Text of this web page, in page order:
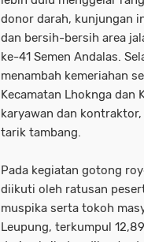
donor darah, kunjungan
dan bersih-bersih area
ke-41 Semen Andalas.
menambah kemeriahan
Kecamatan Lhoknga dan
karyawan dan
tarik tambang.
Pada kegiatan gotong
diikuti oleh ratusan
muspika serta tokoh
Leupung, terkumpul